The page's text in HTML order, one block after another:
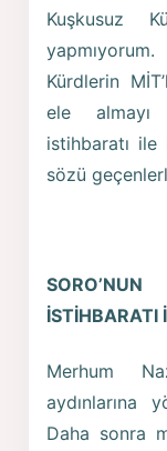
Kuşkusuz
Kürdlerin
ele almayı
istihbaratı
sözü
İSTİHBARATI
Merhum
aydınlarına
Daha sonra